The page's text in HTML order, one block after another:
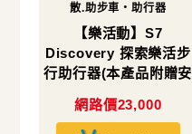
散.助步車・助行器
【樂活動】S7
Discovery 探索樂活步
行助行器(本產品附贈安
網路價23,000